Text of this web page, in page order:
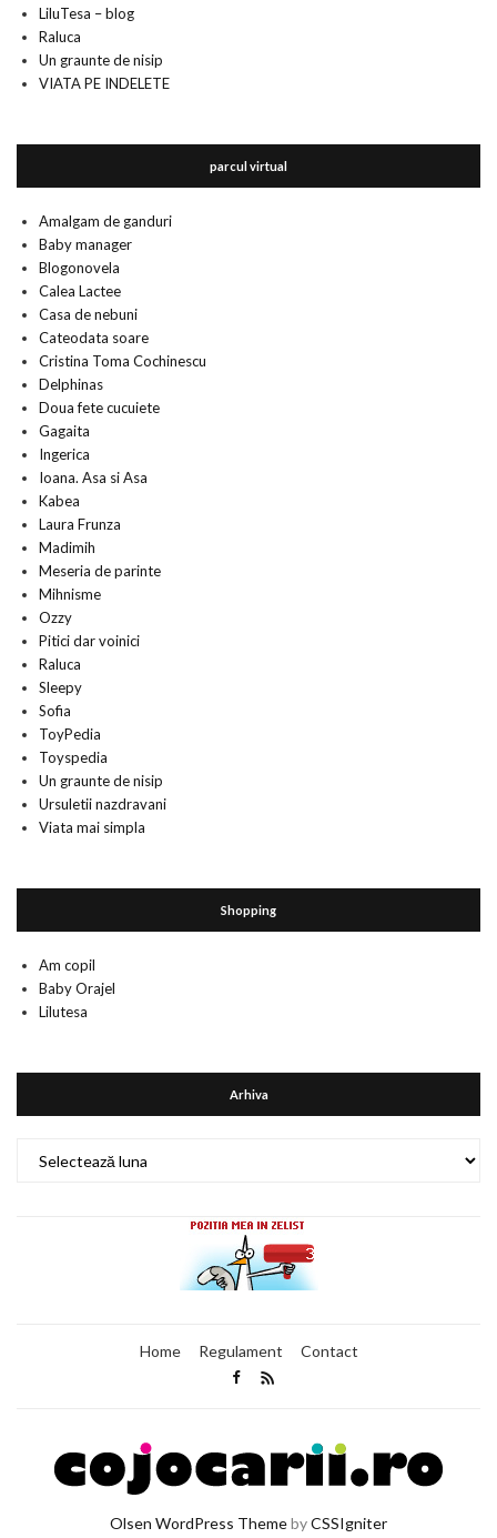
LiluTesa – blog
Raluca
Un graunte de nisip
VIATA PE INDELETE
parcul virtual
Amalgam de ganduri
Baby manager
Blogonovela
Calea Lactee
Casa de nebuni
Cateodata soare
Cristina Toma Cochinescu
Delphinas
Doua fete cucuiete
Gagaita
Ingerica
Ioana. Asa si Asa
Kabea
Laura Frunza
Madimih
Meseria de parinte
Mihnisme
Ozzy
Pitici dar voinici
Raluca
Sleepy
Sofia
ToyPedia
Toyspedia
Un graunte de nisip
Ursuletii nazdravani
Viata mai simpla
Shopping
Am copil
Baby Orajel
Lilutesa
Arhiva
Home Regulament Contact
Olsen WordPress ThemebyCSSIgniter